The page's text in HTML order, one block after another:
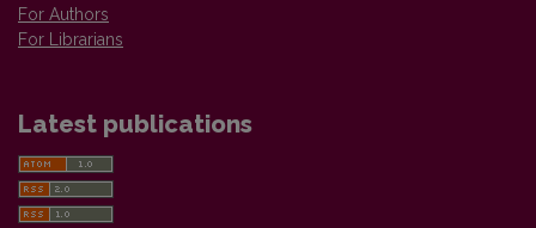
For Authors
For Librarians
Latest publications